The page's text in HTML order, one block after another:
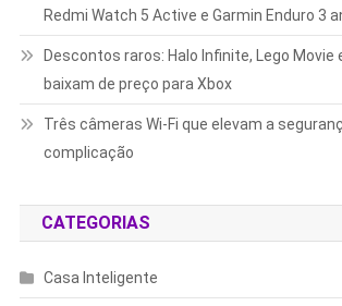
Redmi Watch 5 Active e Garmin Enduro 3
Descontos raros: Halo Infinite, Lego Movie
baixam de preço para Xbox
Três câmeras Wi-Fi que elevam a
complicação
CATEGORIAS
Casa Inteligente